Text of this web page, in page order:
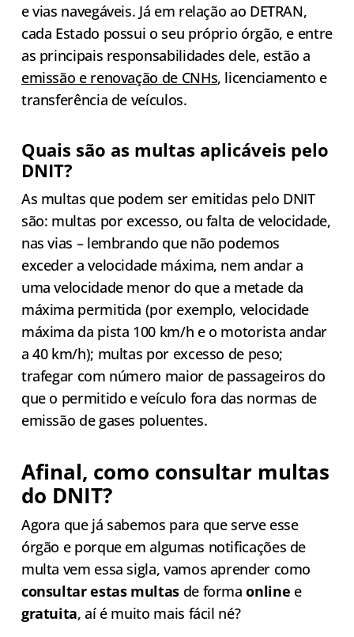
e vias navegáveis. Já em relação ao DETRAN,
cada Estado possui o seu próprio órgão, e entre
as principais responsabilidades dele, estão a
emissão e renovação de CNHs, licenciamento e
transferência de veículos.
Quais são as multas aplicáveis pelo
DNIT?
As multas que podem ser emitidas pelo DNIT
são: multas por excesso, ou falta de velocidade,
nas vias – lembrando que não podemos
exceder a velocidade máxima, nem andar a
uma velocidade menor do que a metade da
máxima permitida (por exemplo, velocidade
máxima da pista 100 km/h e o motorista andar
a 40 km/h); multas por excesso de peso;
trafegar com número maior de passageiros do
que o permitido e veículo fora das normas de
emissão de gases poluentes.
Afinal, como consultar multas
do DNIT?
Agora que já sabemos para que serve esse
órgão e porque em algumas notificações de
multa vem essa sigla, vamos aprender como
consultar estas multas de forma online e
gratuita, aí é muito mais fácil né?